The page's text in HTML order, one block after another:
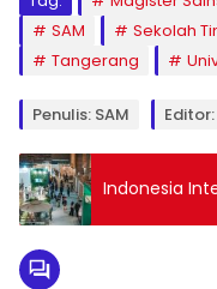
SAM
Sekolah
Tangerang
Penulis: SAM
Indonesia